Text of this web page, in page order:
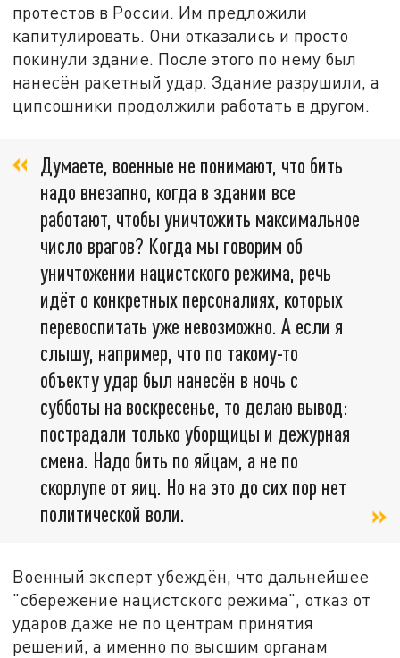
протестов в России. Им предложили
капитулировать. Они отказались и просто
покинули здание. После этого по нему был
нанесён ракетный удар. Здание разрушили, а
ципсошники продолжили работать в другом.
Думаете, военные не понимают, что бить
надо внезапно, когда в здании все
работают, чтобы уничтожить максимальное
число врагов? Когда мы говорим об
уничтожении нацистского режима, речь
идёт о конкретных персоналиях, которых
перевоспитать уже невозможно. А если я
слышу, например, что по такому-то
объекту удар был нанесён в ночь с
субботы на воскресенье, то делаю вывод:
пострадали только уборщицы и дежурная
смена. Надо бить по яйцам, а не по
скорлупе от яиц. Но на это до сих пор нет
политической воли.
Военный эксперт убеждён, что дальнейшее
"сбережение нацистского режима", отказ от
ударов даже не по центрам принятия
решений, а именно по высшим органам